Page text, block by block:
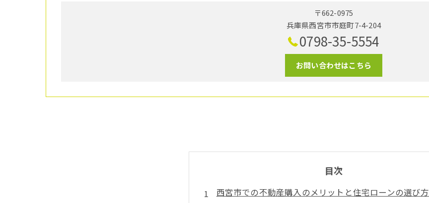
〒662-0975
兵庫県西宮市市庭町7-4-204
0798-35-5554
お問い合わせはこちら
目次
西宮市での不動産購入のメリットと住宅ローンの選び方